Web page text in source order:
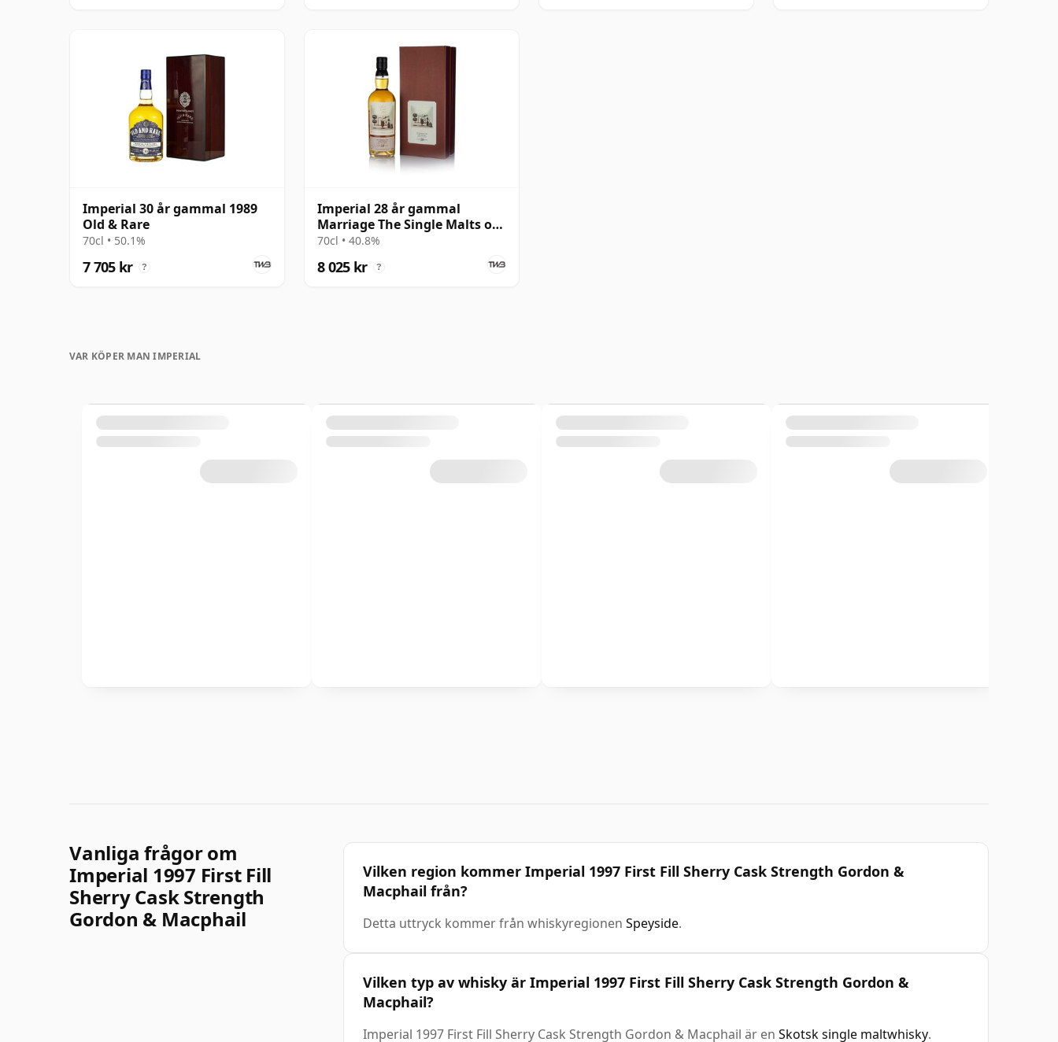
Imperial 30 år gammal 1989
Old & Rare
70cl • 50.1%
7 705 kr ?
Imperial 28 år gammal
Marriage The Single Malts of
Scotland
70cl • 40.8%
8 025 kr ?
VAR KÖPER MAN IMPERIAL
Vanliga frågor om
Imperial 1997 First Fill
Sherry Cask Strength
Gordon & Macphail
Vilken region kommer Imperial 1997 First Fill Sherry Cask Strength Gordon &
Macphail från?
Detta uttryck kommer från whiskyregionen Speyside.
Vilken typ av whisky är Imperial 1997 First Fill Sherry Cask Strength Gordon &
Macphail?
Imperial 1997 First Fill Sherry Cask Strength Gordon & Macphail är en Skotsk single maltwhisky.